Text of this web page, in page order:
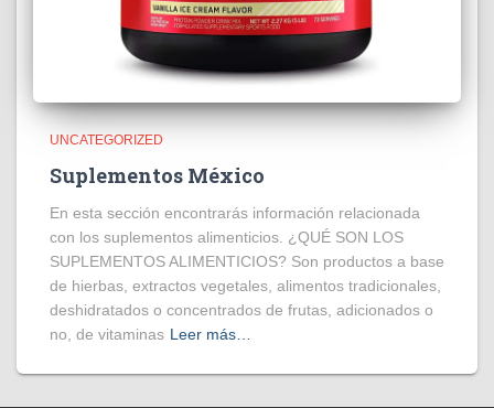
UNCATEGORIZED
Suplementos México
En esta sección encontrarás información relacionada
con los suplementos alimenticios. ¿QUÉ SON LOS
SUPLEMENTOS ALIMENTICIOS? Son productos a base
de hierbas, extractos vegetales, alimentos tradicionales,
deshidratados o concentrados de frutas, adicionados o
no, de vitaminas Leer más…